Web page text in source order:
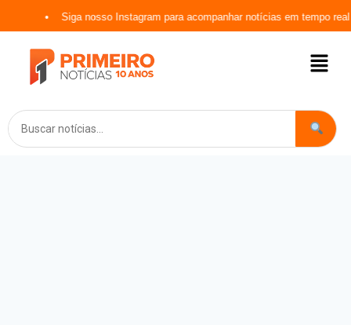
Siga nosso Instagram para acompanhar notícias em tempo real